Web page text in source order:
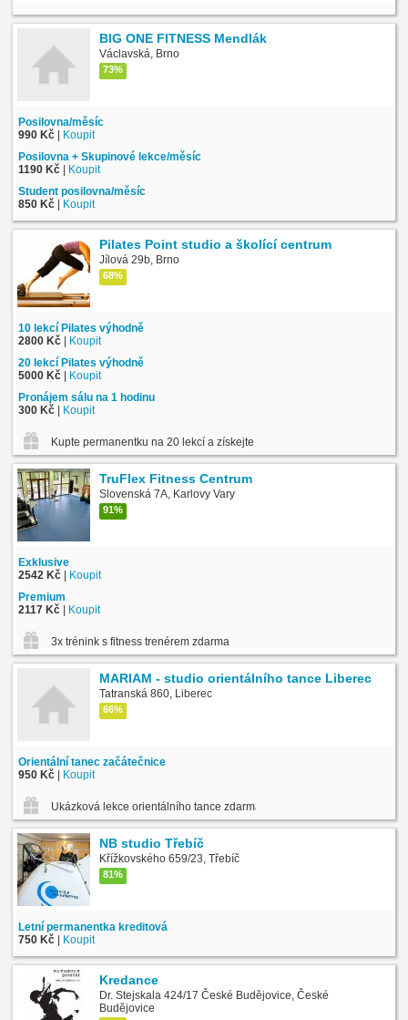
BIG ONE FITNESS Mendlák
Václavská, Brno
73%
Posilovna/měsíc
990 Kč | Koupit
Posilovna + Skupinové lekce/měsíc
1190 Kč | Koupit
Student posilovna/měsíc
850 Kč | Koupit
Pilates Point studio a školící centrum
Jílová 29b, Brno
68%
10 lekcí Pilates výhodně
2800 Kč | Koupit
20 lekcí Pilates výhodně
5000 Kč | Koupit
Pronájem sálu na 1 hodinu
300 Kč | Koupit
Kupte permanentku na 20 lekcí a získejte jako bonus DVD zdarma
TruFlex Fitness Centrum
Slovenská 7A, Karlovy Vary
91%
Exklusive
2542 Kč | Koupit
Premium
2117 Kč | Koupit
3x trénink s fitness trenérem zdarma
MARIAM - studio orientálního tance Liberec
Tatranská 860, Liberec
66%
Orientální tanec začátečnice
950 Kč | Koupit
Ukázková lekce orientálního tance zdarma
NB studio Třebíč
Křížkovského 659/23, Třebíč
81%
Letní permanentka kreditová
750 Kč | Koupit
Kredance
Dr. Stejskala 424/17 České Budějovice, České
Budějovice